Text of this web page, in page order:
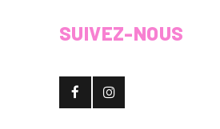
SUIVEZ-NOUS